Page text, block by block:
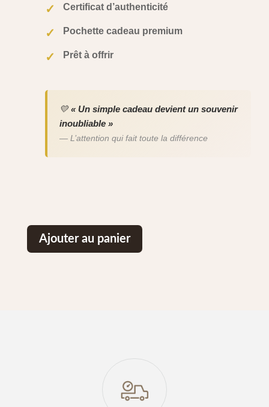
✓ Certificat d’authenticité
✓ Pochette cadeau premium
✓ Prêt à offrir
💛« Un simple cadeau devient un souvenir
inoubliable »
— L’attention qui fait toute la différence
Ajouter au panier